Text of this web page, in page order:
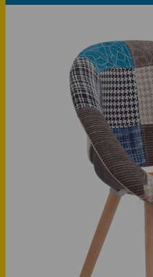
Dự án
Công trình văn phòng
Công trình nhà ở
Sản phẩm
Hotline: 0947 323438